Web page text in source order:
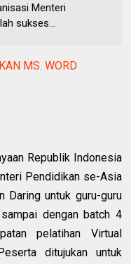
Menteri
sukses...
MS. WORD
Republik Indonesia
Pendidikan se-Asia
Daring untuk guru-guru
dengan batch 4
pelatihan Virtual
ditujukan untuk